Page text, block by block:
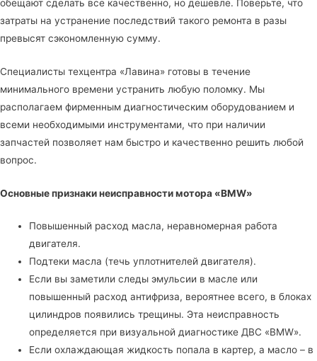
обещают сделать все качественно, но дешевле. Поверьте, что
затраты на устранение последствий такого ремонта в разы
превысят сэкономленную сумму.
Специалисты техцентра «Лавина» готовы в течение
минимального времени устранить любую поломку. Мы
располагаем фирменным диагностическим оборудованием и
всеми необходимыми инструментами, что при наличии
запчастей позволяет нам быстро и качественно решить любой
вопрос.
Основные признаки неисправности мотора «BMW»
Повышенный расход масла, неравномерная работа
двигателя.
Подтеки масла (течь уплотнителей двигателя).
Если вы заметили следы эмульсии в масле или
повышенный расход антифриза, вероятнее всего, в блоках
цилиндров появились трещины. Эта неисправность
определяется при визуальной диагностике ДВС «BMW».
Если охлаждающая жидкость попала в картер, а масло – в